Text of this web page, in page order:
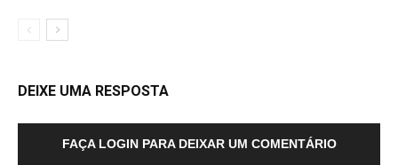
DEIXE UMA RESPOSTA
FAÇA LOGIN PARA DEIXAR UM COMENTÁRIO